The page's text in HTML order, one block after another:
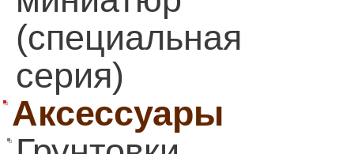
(специальная
серия)
Аксессуары